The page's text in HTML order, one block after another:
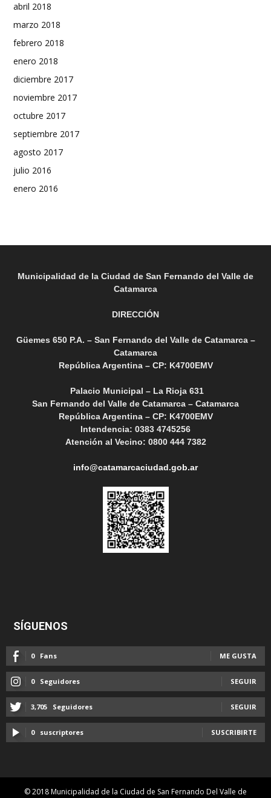
abril 2018
marzo 2018
febrero 2018
enero 2018
diciembre 2017
noviembre 2017
octubre 2017
septiembre 2017
agosto 2017
julio 2016
enero 2016
Municipalidad de la Ciudad de San Fernando del Valle de
Catamarca
DIRECCIÓN
Güemes 650 P.A. – San Fernando del Valle de Catamarca –
Catamarca
República Argentina – CP: K4700EMV
Palacio Municipal – La Rioja 631
San Fernando del Valle de Catamarca – Catamarca
República Argentina – CP: K4700EMV
Intendencia: 0383 4745256
Atención al Vecino: 0800 444 7382
info@catamarcaciudad.gob.ar
SÍGUENOS
0 Fans ME GUSTA
0 Seguidores SEGUIR
3,705 Seguidores SEGUIR
0 suscriptores SUSCRIBIRTE
© 2018 Municipalidad de la Ciudad de San Fernando Del Valle de